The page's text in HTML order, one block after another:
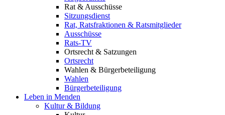
Rat & Ausschüsse
Sitzungsdienst
Rat, Ratsfraktionen & Ratsmitglieder
Ausschüsse
Rats-TV
Ortsrecht & Satzungen
Ortsrecht
Wahlen & Bürgerbeteiligung
Wahlen
Bürgerbeteiligung
Leben in Menden
Kultur & Bildung